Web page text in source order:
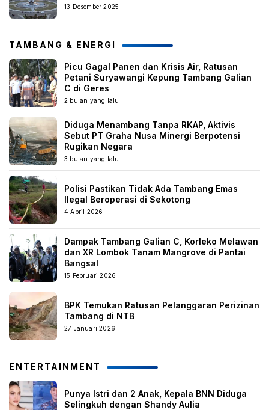
13 Desember 2025
TAMBANG & ENERGI
Picu Gagal Panen dan Krisis Air, Ratusan
Petani Suryawangi Kepung Tambang Galian
C di Geres
2 bulan yang lalu
Diduga Menambang Tanpa RKAP, Aktivis
Sebut PT Graha Nusa Minergi Berpotensi
Rugikan Negara
3 bulan yang lalu
Polisi Pastikan Tidak Ada Tambang Emas
Ilegal Beroperasi di Sekotong
4 April 2026
Dampak Tambang Galian C, Korleko Melawan
dan XR Lombok Tanam Mangrove di Pantai
Bangsal
15 Februari 2026
BPK Temukan Ratusan Pelanggaran Perizinan
Tambang di NTB
27 Januari 2026
ENTERTAINMENT
Punya Istri dan 2 Anak, Kepala BNN Diduga
Selingkuh dengan Shandy Aulia